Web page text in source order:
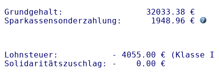
Grundgehalt:                 32033.38 €
Sparkassensonderzahlung:      1948.96 €
Lohnsteuer:           - 4055.00 € (Klasse I)
Solidaritätszuschlag: -    0.00 €